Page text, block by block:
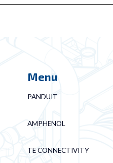
Menu
PANDUIT
AMPHENOL
TE CONNECTIVITY